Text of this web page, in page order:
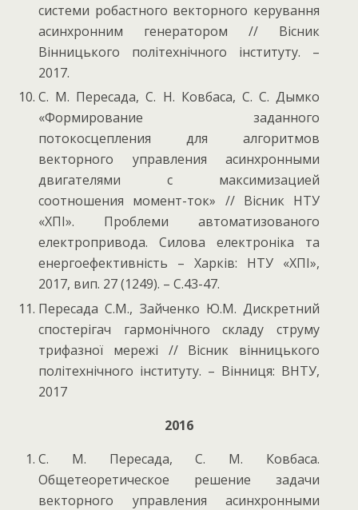
системи робастного векторного керування
асинхронним генератором // Вісник
Вінницького політехнічного інституту. –
2017.
С. М. Пересада, С. Н. Ковбаса, С. С. Дымко
«Формирование заданного
потокосцепления для алгоритмов
векторного управления асинхронными
двигателями с максимизацией
соотношения момент-ток» // Вісник НТУ
«ХПІ». Проблеми автоматизованого
електропривода. Силова електроніка та
енергоефективність – Харків: НТУ «ХПІ»,
2017, вип. 27 (1249). – С.43-47.
Пересада С.М., Зайченко Ю.М. Дискретний
спостерігач гармонічного складу струму
трифазної мережі // Вісник вінницького
політехнічного інституту. – Вінниця: ВНТУ,
2017
2016
С. М. Пересада, С. М. Ковбаса.
Общетеоретическое решение задачи
векторного управления асинхронными